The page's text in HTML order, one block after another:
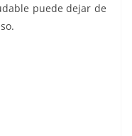
puede dejar de